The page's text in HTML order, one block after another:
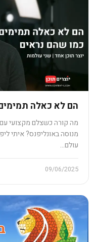
הם לא כאלה
מה קורה כשצלם מקצועי עם
מנוסה באונליפנס? איתי
עולם…
09/06/2025